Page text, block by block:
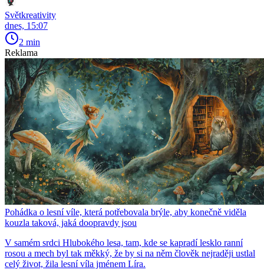
Světkreativity
dnes, 15:07
2 min
Reklama
Pohádka o lesní víle, která potřebovala brýle, aby konečně viděla
kouzla taková, jaká doopravdy jsou
V samém srdci Hlubokého lesa, tam, kde se kapradí lesklo ranní
rosou a mech byl tak měkký, že by si na něm člověk nejraději ustlal
celý život, žila lesní víla jménem Líra.